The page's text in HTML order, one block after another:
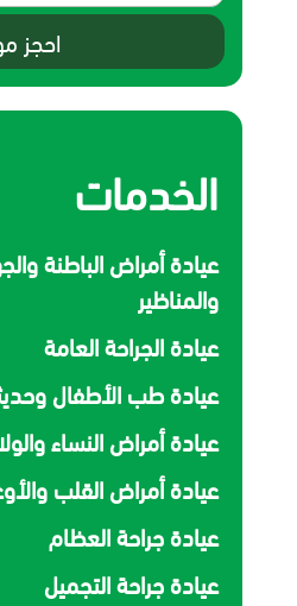
احجز
الخدمات
عيادة أمراض الباطنة
والمناظير
عيادة الجراحة العامة
عيادة طب الأطفال
عيادة أمراض النساء
عيادة أمراض القلب
عيادة جراحة العظام
عيادة جراحة التجميل